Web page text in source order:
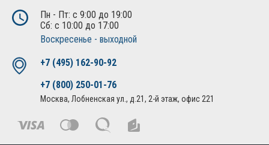
Пн - Пт: с 9:00 до 19:00
Сб: с 10:00 до 17:00
Воскресенье - выходной
+7 (495) 162-90-92
+7 (800) 250-01-76
Москва, Лобненская ул., д.21, 2-й этаж, офис 221